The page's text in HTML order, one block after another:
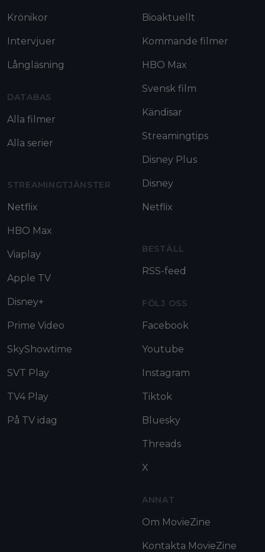
Krönikor
Intervjuer
Långläsning
DATABAS
Alla filmer
Alla serier
STREAMINGTJÄNSTER
Netflix
HBO Max
Viaplay
Apple TV
Disney+
Prime Video
SkyShowtime
SVT Play
TV4 Play
På TV idag
Bioaktuellt
Kommande filmer
HBO Max
Svensk film
Kändisar
Streamingtips
Disney Plus
Disney
Netflix
BESTÄLL
RSS-feed
FÖLJ OSS
Facebook
Youtube
Instagram
Tiktok
Bluesky
Threads
X
ANNAT
Om MovieZine
Kontakta MovieZine